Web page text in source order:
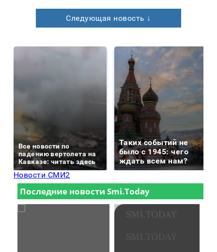
Следующая новость ↓
Все новости по
падению вертолета на
Кавказе: читать здесь
Таких событий не
было с 1945: чего
ждать всем нам?
Новости СМИ2